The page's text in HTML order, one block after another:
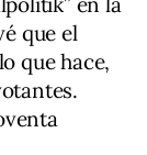
que el
que hace,